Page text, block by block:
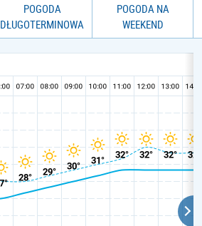
POGODA
DŁUGOTERMINOWA
POGODA NA
WEEKEND